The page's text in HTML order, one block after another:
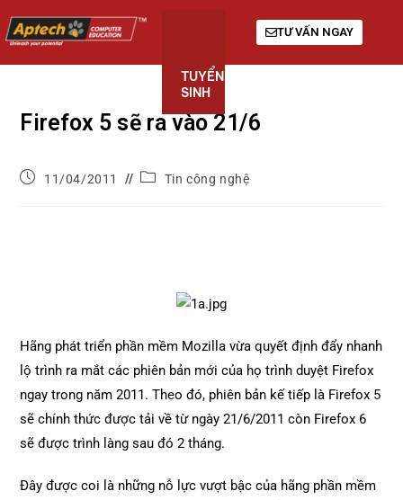
TUYỂN
SINH
TƯ VẤN NGAY
Firefox 5 sẽ ra vào 21/6
11/04/2011 Tin công nghệ
Hãng phát triển phần mềm Mozilla vừa quyết định đẩy nhanh
lộ trình ra mắt các phiên bản mới của họ trình duyệt Firefox
ngay trong năm 2011. Theo đó, phiên bản kế tiếp là Firefox 5
sẽ chính thức được tải về từ ngày 21/6/2011 còn Firefox 6
sẽ được trình làng sau đó 2 tháng.
Đây được coi là những nỗ lực vượt bậc của hãng phần mềm